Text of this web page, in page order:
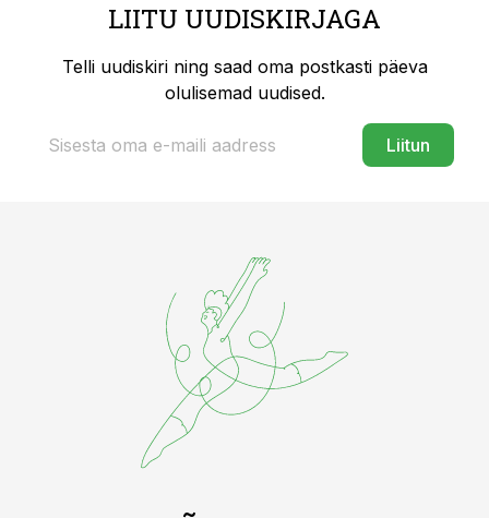
LIITU UUDISKIRJAGA
Telli uudiskiri ning saad oma postkasti päeva
olulisemad uudised.
Liitun